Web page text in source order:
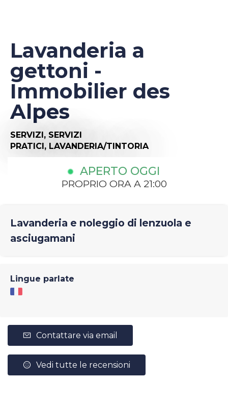
Lavanderia a
gettoni -
Immobilier des
Alpes
SERVIZI, SERVIZI
PRATICI, LAVANDERIA/TINTORIA
APERTO OGGI
PROPRIO ORA A 21:00
Lavanderia e noleggio di lenzuola e
asciugamani
Lingue parlate
Contattare via email
Vedi tutte le recensioni